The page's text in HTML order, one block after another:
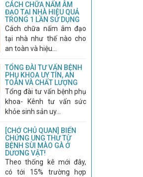
CÁCH CHỮA NẤM ÂM
ĐẠO TẠI NHÀ HIỆU QUẢ
TRONG 1 LẦN SỬ DỤNG
Cách chữa nấm âm đạo
tại nhà như thế nào cho
an toàn và hiệu...
TỔNG ĐÀI TƯ VẤN BỆNH
PHỤ KHOA UY TÍN, AN
TOÀN VÀ CHẤT LƯỢNG
Tổng đài tư vấn bệnh phụ
khoa- Kênh tư vấn sức
khỏe sinh sản uy...
[CHỚ CHỦ QUAN] BIẾN
CHỨNG UNG THƯ TỪ
BỆNH SÙI MÀO GÀ Ở
DƯƠNG VẬT!
Theo thống kê mới đây,
có tới 15% trường hợp